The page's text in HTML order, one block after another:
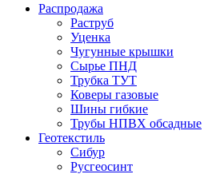
Распродажа
Раструб
Уценка
Чугунные крышки
Сырье ПНД
Трубка ТУТ
Коверы газовые
Шины гибкие
Трубы НПВХ обсадные
Геотекстиль
Сибур
Русгеосинт